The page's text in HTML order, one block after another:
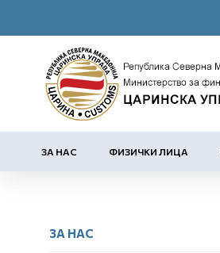
ЗА НАС ФИЗИЧКИ ЛИЦА
ЗА НАС